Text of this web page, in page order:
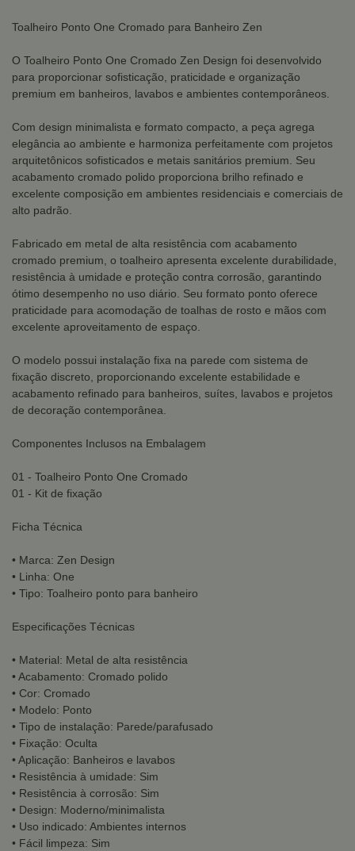
Toalheiro Ponto One Cromado para Banheiro Zen
O Toalheiro Ponto One Cromado Zen Design foi desenvolvido
para proporcionar sofisticação, praticidade e organização
premium em banheiros, lavabos e ambientes contemporâneos.
Com design minimalista e formato compacto, a peça agrega
elegância ao ambiente e harmoniza perfeitamente com projetos
arquitetônicos sofisticados e metais sanitários premium. Seu
acabamento cromado polido proporciona brilho refinado e
excelente composição em ambientes residenciais e comerciais de
alto padrão.
Fabricado em metal de alta resistência com acabamento
cromado premium, o toalheiro apresenta excelente durabilidade,
resistência à umidade e proteção contra corrosão, garantindo
ótimo desempenho no uso diário. Seu formato ponto oferece
praticidade para acomodação de toalhas de rosto e mãos com
excelente aproveitamento de espaço.
O modelo possui instalação fixa na parede com sistema de
fixação discreto, proporcionando excelente estabilidade e
acabamento refinado para banheiros, suítes, lavabos e projetos
de decoração contemporânea.
Componentes Inclusos na Embalagem
01 - Toalheiro Ponto One Cromado
01 - Kit de fixação
Ficha Técnica
• Marca: Zen Design
• Linha: One
• Tipo: Toalheiro ponto para banheiro
Especificações Técnicas
• Material: Metal de alta resistência
• Acabamento: Cromado polido
• Cor: Cromado
• Modelo: Ponto
• Tipo de instalação: Parede/parafusado
• Fixação: Oculta
• Aplicação: Banheiros e lavabos
• Resistência à umidade: Sim
• Resistência à corrosão: Sim
• Design: Moderno/minimalista
• Uso indicado: Ambientes internos
• Fácil limpeza: Sim